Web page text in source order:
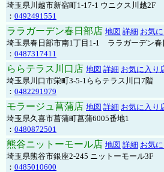
埼玉県川越市新宿町1-17-1 ウニクス川越2F
： 0492491551
ララガーデン春日部店 地図 詳細 お気
埼玉県春日部市南1丁目1-1 ララガーデン春
： 0487317411
ららテラス川口店 地図 詳細 お気に入り
埼玉県川口市栄町3-5-1ららテラス川口7階
： 0482291979
モラージュ菖蒲店 地図 詳細 お気に入り
埼玉県久喜市菖蒲町菖蒲6005番地1
： 0480872501
熊谷ニットーモール店 地図 詳細 お気
埼玉県熊谷市銀座2-245 ニットーモール3F
： 0485010600